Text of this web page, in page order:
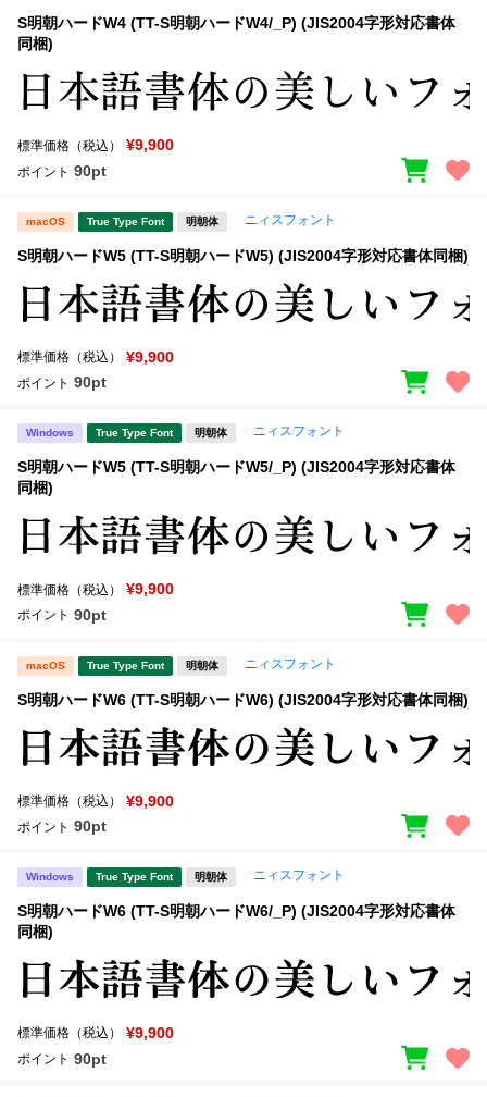
S明朝ハードW4 (TT-S明朝ハードW4/_P) (JIS2004字形対応書体
同梱)
標準価格（税込） ¥9,900
ポイント 90pt
macOS True Type Font 明朝体 ニィスフォント
S明朝ハードW5 (TT-S明朝ハードW5) (JIS2004字形対応書体同梱)
標準価格（税込） ¥9,900
ポイント 90pt
Windows True Type Font 明朝体 ニィスフォント
S明朝ハードW5 (TT-S明朝ハードW5/_P) (JIS2004字形対応書体
同梱)
標準価格（税込） ¥9,900
ポイント 90pt
macOS True Type Font 明朝体 ニィスフォント
S明朝ハードW6 (TT-S明朝ハードW6) (JIS2004字形対応書体同梱)
標準価格（税込） ¥9,900
ポイント 90pt
Windows True Type Font 明朝体 ニィスフォント
S明朝ハードW6 (TT-S明朝ハードW6/_P) (JIS2004字形対応書体
同梱)
標準価格（税込） ¥9,900
ポイント 90pt